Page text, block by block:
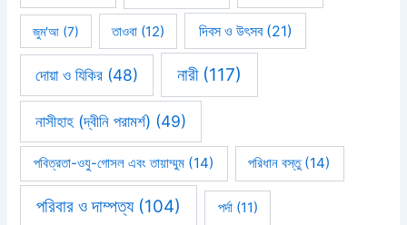
জুম'আ (7) তাওবা (12) দিবস ও উৎসব(21)
দোয়া ও যিকির (48) নারী(117)
নাসীহাহ (দ্বীনি পরামর্শ) (49)
পবিত্রতা-ওযু-গোসল এবং তায়াম্মুম (14) পরিধান বস্তু(14)
পরিবার ও দাম্পত্য(104) পর্দা(11)